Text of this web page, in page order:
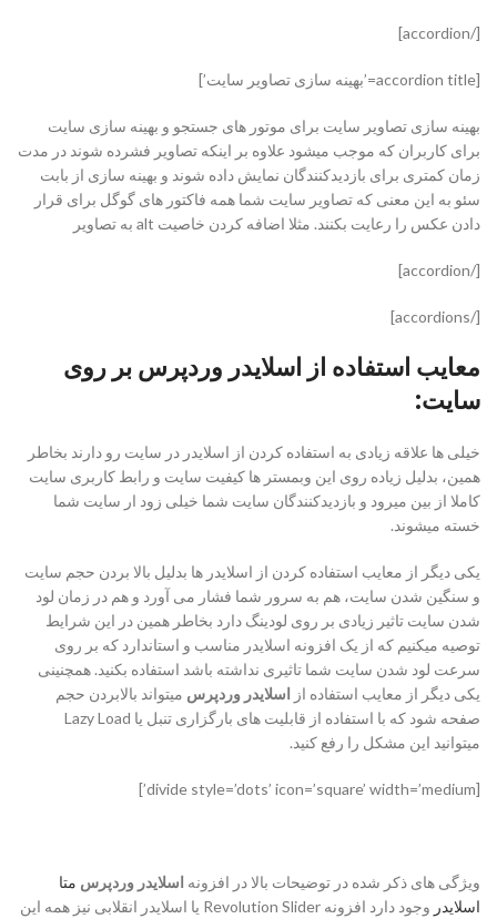
[/accordion]
[accordion title=’بهینه سازی تصاویر سایت’]
بهینه سازی تصاویر سایت برای موتور های جستجو و بهینه سازی سایت
برای کاربران که موجب میشود علاوه بر اینکه تصاویر فشرده شوند در مدت
زمان کمتری برای بازدیدکنندگان نمایش داده شوند و بهینه سازی از بابت
سئو به این معنی که تصاویر سایت شما همه فاکتور های گوگل برای قرار
دادن عکس را رعایت بکنند. مثلا اضافه کردن خاصیت alt به تصاویر
[/accordion]
[/accordions]
معایب استفاده از اسلایدر وردپرس بر روی
سایت:
خیلی ها علاقه زیادی به استفاده کردن از اسلایدر در سایت رو دارند بخاطر
همین، بدلیل زیاده روی این وبمستر ها کیفیت سایت و رابط کاربری سایت
کاملا از بین میرود و بازدیدکنندگان سایت شما خیلی زود ار سایت شما
خسته میشوند.
یکی دیگر از معایب استفاده کردن از اسلایدر ها بدلیل بالا بردن حجم سایت
و سنگین شدن سایت، هم به سرور شما فشار می‌ آورد و هم در زمان لود
شدن سایت تاثیر زیادی بر روی لودینگ دارد بخاطر همین در این شرایط
توصیه میکنیم که از یک افزونه اسلایدر مناسب و استاندارد که بر روی
سرعت لود شدن سایت شما تاثیری نداشته باشد استفاده بکنید. همچنینی
یکی دیگر از معایب استفاده از اسلایدر وردپرس میتواند بالابردن حجم
صفحه شود که با استفاده از قابلیت های بارگزاری تنبل یا Lazy Load
میتوانید این مشکل را رفع کنید.
[divide style=’dots’ icon=’square’ width=’medium’]
ویژگی های ذکر شده در توضیحات بالا در افزونه اسلایدر وردپرس متا
اسلایدر
وجود دارد افزونه Revolution Slider یا اسلایدر انقلابی نیز همه این